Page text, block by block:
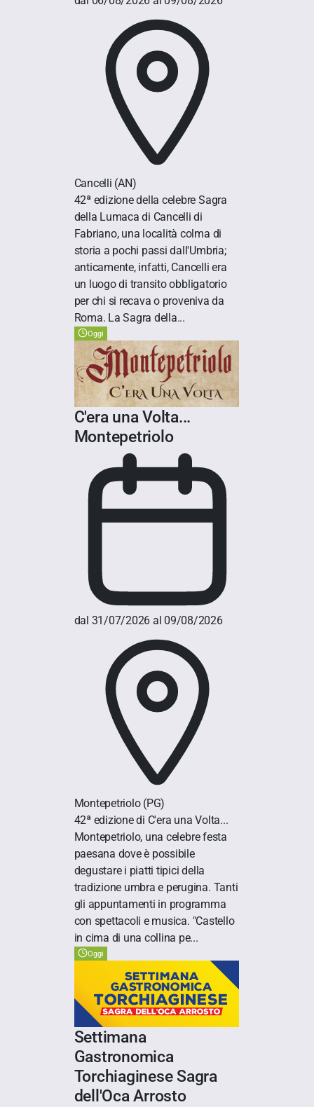
Cancelli (AN)
42ª edizione della celebre Sagra
della Lumaca di Cancelli di
Fabriano, una località colma di
storia a pochi passi dall'Umbria;
anticamente, infatti, Cancelli era
un luogo di transito obbligatorio
per chi si recava o proveniva da
Roma. La Sagra della...
Oggi
C'era una Volta...
Montepetriolo
dal 31/07/2026 al 09/08/2026
Montepetriolo (PG)
42ª edizione di C'era una Volta...
Montepetriolo, una celebre festa
paesana dove è possibile
degustare i piatti tipici della
tradizione umbra e perugina. Tanti
gli appuntamenti in programma
con spettacoli e musica. "Castello
in cima di una collina pe...
Oggi
Settimana
Gastronomica
Torchiaginese Sagra
dell'Oca Arrosto